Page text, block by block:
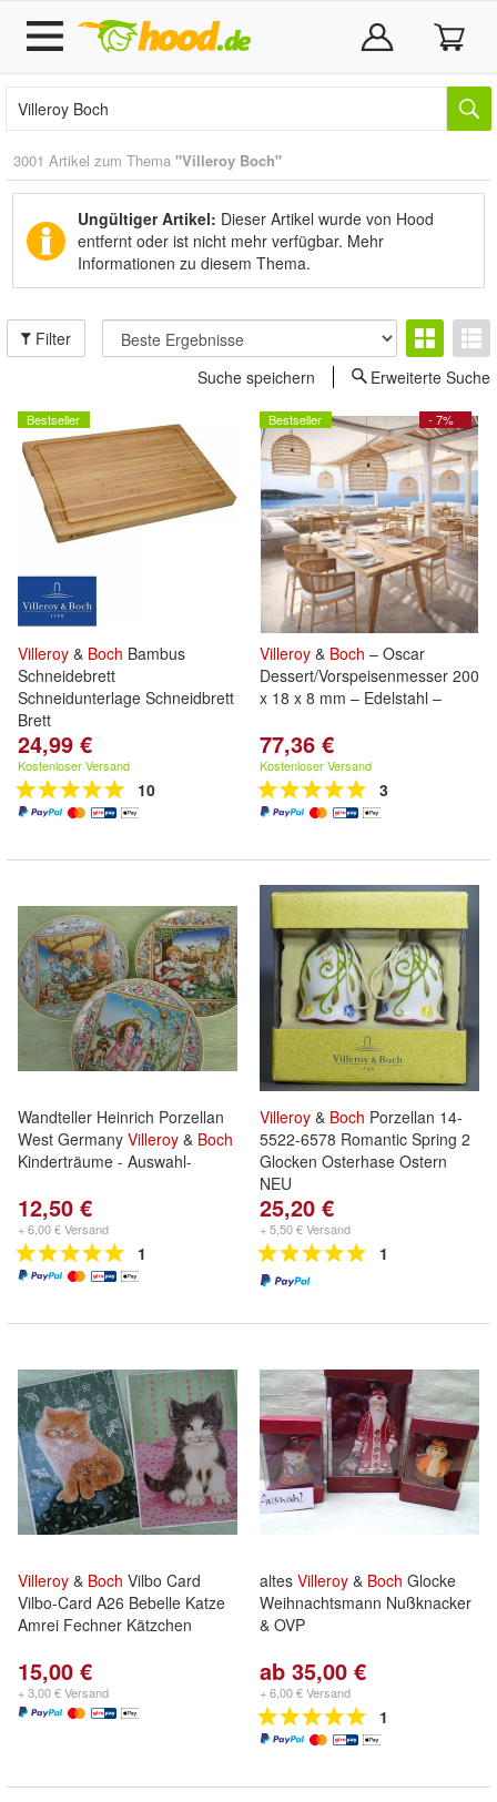
3001 Artikel zum Thema "Villeroy Boch"
Ungültiger Artikel: Dieser Artikel wurde von Hood
entfernt oder ist nicht mehr verfügbar. Mehr
Informationen zu diesem Thema.
Filter
Suche speichern
Erweiterte Suche
Bestseller
Villeroy & Boch Bambus
Schneidebrett
Schneidunterlage Schneidbrett
Brett
24,99 €
Kostenloser Versand
10
- 7%
Bestseller
Villeroy & Boch – Oscar
Dessert/Vorspeisenmesser 200
x 18 x 8 mm – Edelstahl –
77,36 €
Kostenloser Versand
3
Wandteller Heinrich Porzellan
West Germany Villeroy & Boch
Kinderträume - Auswahl-
12,50 €
+ 6,00 € Versand
1
Villeroy & Boch Porzellan 14-
5522-6578 Romantic Spring 2
Glocken Osterhase Ostern
NEU
25,20 €
+ 5,50 € Versand
1
Villeroy & Boch Vilbo Card
Vilbo-Card A26 Bebelle Katze
Amrei Fechner Kätzchen
15,00 €
+ 3,00 € Versand
altes Villeroy & Boch Glocke
Weihnachtsmann Nußknacker
& OVP
ab 35,00 €
+ 6,00 € Versand
1